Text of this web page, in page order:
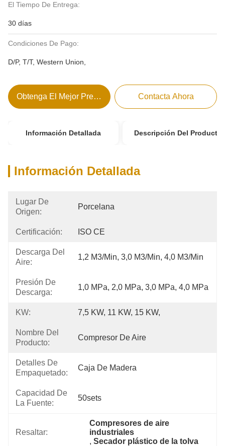
El Tiempo De Entrega:
30 días
Condiciones De Pago:
D/P, T/T, Western Union,
Obtenga El Mejor Precio Contacta Ahora
Información Detallada Descripción Del Producto
Información Detallada
Lugar De
Origen:
Porcelana
Certificación: ISO CE
Descarga Del
Aire:
1,2 M3/min, 3,0 M3/min, 4,0 M3/min
Presión De
Descarga:
1,0 MPa, 2,0 MPa, 3,0 MPa, 4,0 MPa
KW: 7,5 KW, 11 KW, 15 KW,
Nombre Del
Producto:
Compresor De Aire
Detalles De
Empaquetado:
Caja De Madera
Capacidad De
La Fuente:
50sets
Resaltar:
Compresores de aire
industriales
, Secador plástico de la tolva